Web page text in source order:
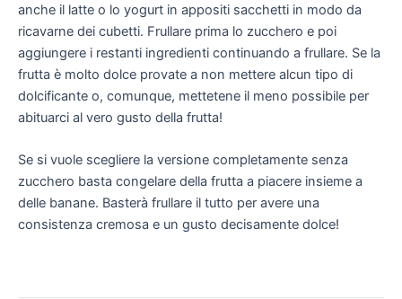
anche il latte o lo yogurt in appositi sacchetti in modo da
ricavarne dei cubetti. Frullare prima lo zucchero e poi
aggiungere i restanti ingredienti continuando a frullare. Se la
frutta è molto dolce provate a non mettere alcun tipo di
dolcificante o, comunque, mettetene il meno possibile per
abituarci al vero gusto della frutta!
Se si vuole scegliere la versione completamente senza
zucchero basta congelare della frutta a piacere insieme a
delle banane. Basterà frullare il tutto per avere una
consistenza cremosa e un gusto decisamente dolce!